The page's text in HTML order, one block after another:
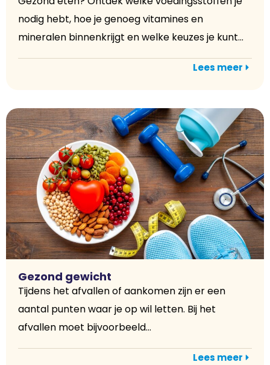
nodig hebt, hoe je genoeg vitamines en
mineralen binnenkrijgt en welke keuzes je kunt...
Lees meer
Gezond gewicht
Tijdens het afvallen of aankomen zijn er een
aantal punten waar je op wil letten. Bij het
afvallen moet bijvoorbeeld...
Lees meer